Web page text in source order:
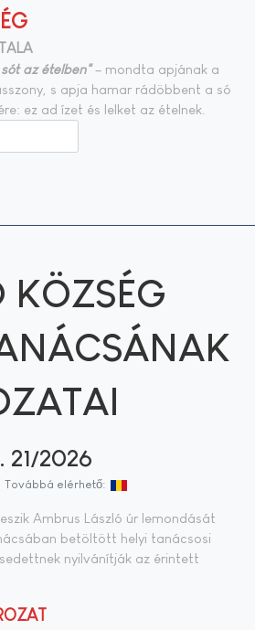
az ételben"– mondta apjának a
s apja hamar rádöbbent a só
ez ad ízet és lelket az ételnek.
KÖZSÉG
21/2026
Továbbá elérhető:
Ambrus László úr lemondását
betöltött helyi tanácsosi
nyilvánítják az érintett